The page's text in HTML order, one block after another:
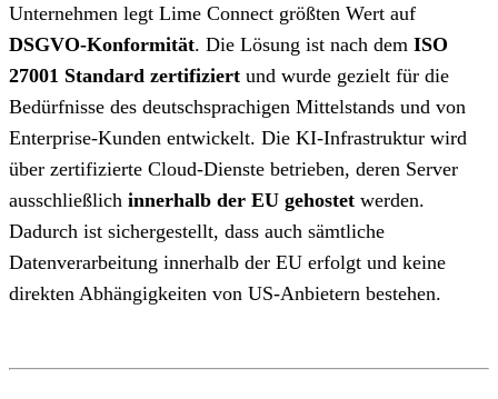
Unternehmen legt Lime Connect größten Wert auf
DSGVO-Konformität. Die Lösung ist nach dem ISO
27001 Standard zertifiziert und wurde gezielt für die
Bedürfnisse des deutschsprachigen Mittelstands und von
Enterprise-Kunden entwickelt. Die KI-Infrastruktur wird
über zertifizierte Cloud-Dienste betrieben, deren Server
ausschließlich innerhalb der EU gehostet werden.
Dadurch ist sichergestellt, dass auch sämtliche
Datenverarbeitung innerhalb der EU erfolgt und keine
direkten Abhängigkeiten von US-Anbietern bestehen.